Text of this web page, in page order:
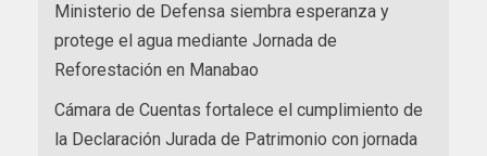
Ministerio de Defensa siembra esperanza y
protege el agua mediante Jornada de
Reforestación en Manabao
Cámara de Cuentas fortalece el cumplimiento de
la Declaración Jurada de Patrimonio con jornada